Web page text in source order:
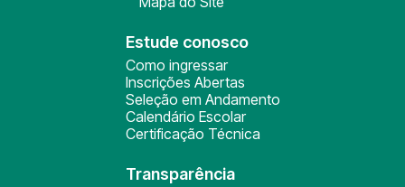
Estude conosco
Como ingressar
Inscrições Abertas
Seleção em Andamento
Calendário Escolar
Certificação Técnica
Transparência